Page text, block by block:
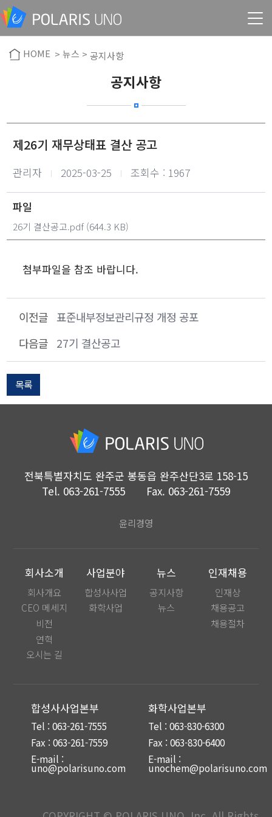
HOME > 뉴스 > 공지사항
공지사항
제26기 재무상태표 결산 공고
작성자
관리자 작성일
2025-03-25 조회수 : 1967
파일
26기 결산공고.pdf(644.3 KB)
첨부파일을 참조 바랍니다.
이전글 표준내부정보관리규정 개정 공포
다음글 27기 결산공고
목록
전북특별자치도 완주군 봉동읍 완주산단3로 158-15
Tel. 063-261-7555 Fax. 063-261-7559
윤리경영
회사소개
회사개요
CEO 메세지
비전
연혁
오시는 길
사업분야
합성사사업
화학사업
뉴스
공지사항
뉴스
인재채용
인재상
채용공고
채용절차
합성사사업본부
Tel : 063-261-7555
Fax : 063-261-7559
E-mail :
uno@polarisuno.com
화학사업본부
Tel : 063-830-6300
Fax : 063-830-6400
E-mail :
unochem@polarisuno.com